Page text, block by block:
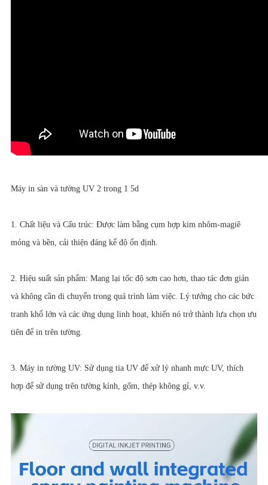
Máy in sàn và tường UV 2 trong 1 5d
1. Chất liệu và Cấu trúc: Được làm bằng cụm hợp kim nhôm-magiê
mỏng và bền, cải thiện đáng kể độ ổn định.
2. Hiệu suất sản phẩm: Mang lại tốc độ sơn cao hơn, thao tác đơn giản
và không cần di chuyển trong quá trình làm việc. Lý tưởng cho các bức
tranh khổ lớn và các ứng dụng linh hoạt, khiến nó trở thành lựa chọn ưu
tiên để in trên tường.
3. Máy in tường UV: Sử dụng tia UV để xử lý nhanh mực UV, thích
hợp để sử dụng trên tường kính, gốm, thép không gỉ, v.v.